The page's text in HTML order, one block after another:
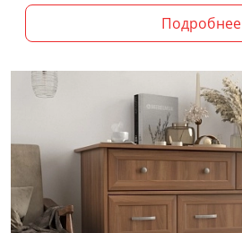
Подробнее